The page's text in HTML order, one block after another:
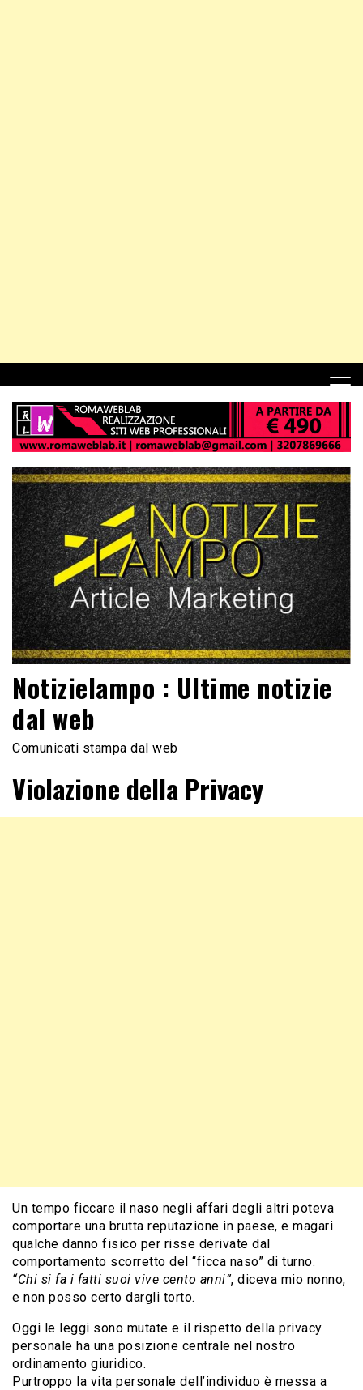
Notizielampo : Ultime notizie
dal web
Comunicati stampa dal web
Violazione della Privacy
Un tempo ficcare il naso negli affari degli altri poteva
comportare una brutta reputazione in paese, e magari
qualche danno fisico per risse derivate dal
comportamento scorretto del “ficca naso” di turno.
“Chi si fa i fatti suoi vive cento anni”, diceva mio nonno,
e non posso certo dargli torto.
Oggi le leggi sono mutate e il rispetto della privacy
personale ha una posizione centrale nel nostro
ordinamento giuridico.
Purtroppo la vita personale dell’individuo è messa a